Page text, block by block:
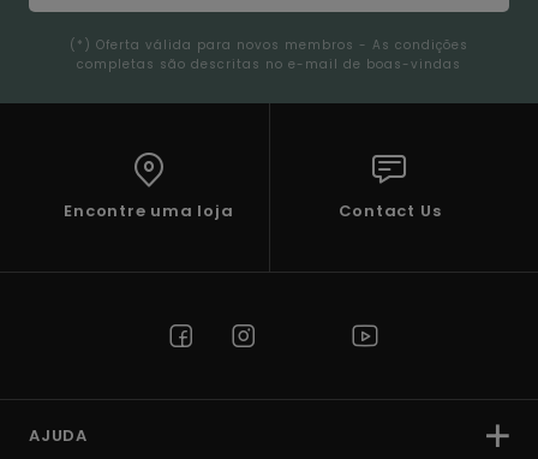
(*) Oferta válida para novos membros - As condições
completas são descritas no e-mail de boas-vindas
Encontre uma loja Contact Us
AJUDA